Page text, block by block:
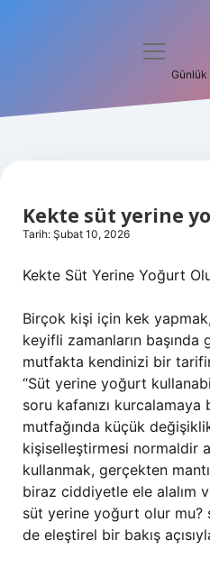
Hakkımızda
menüyü
Günlük
Kekte süt yerine
Tarih: Şubat 10, 2026
Kekte Süt Yerine Yoğurt
Birçok kişi için kek
keyifli zamanların
mutfakta kendinizi bir
“Süt yerine yoğurt
soru kafanızı kurcalamaya
mutfağında küçük
kişiselleştirmesi normaldir
kullanmak, gerçekten
biraz ciddiyetle ele alalım
süt yerine yoğurt olur mu?
de eleştirel bir bakış